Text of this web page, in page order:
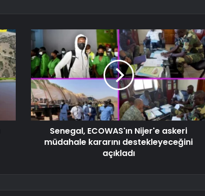
Senegal, ECOWAS'ın Nijer'e askeri
müdahale kararını destekleyeceğini
açıkladı